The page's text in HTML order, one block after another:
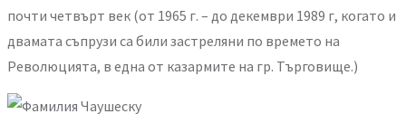
почти четвърт век (от 1965 г. – до декември 1989 г, когато и
двамата съпрузи са били застреляни по времето на
Революцията, в една от казармите на гр. Търговище.)